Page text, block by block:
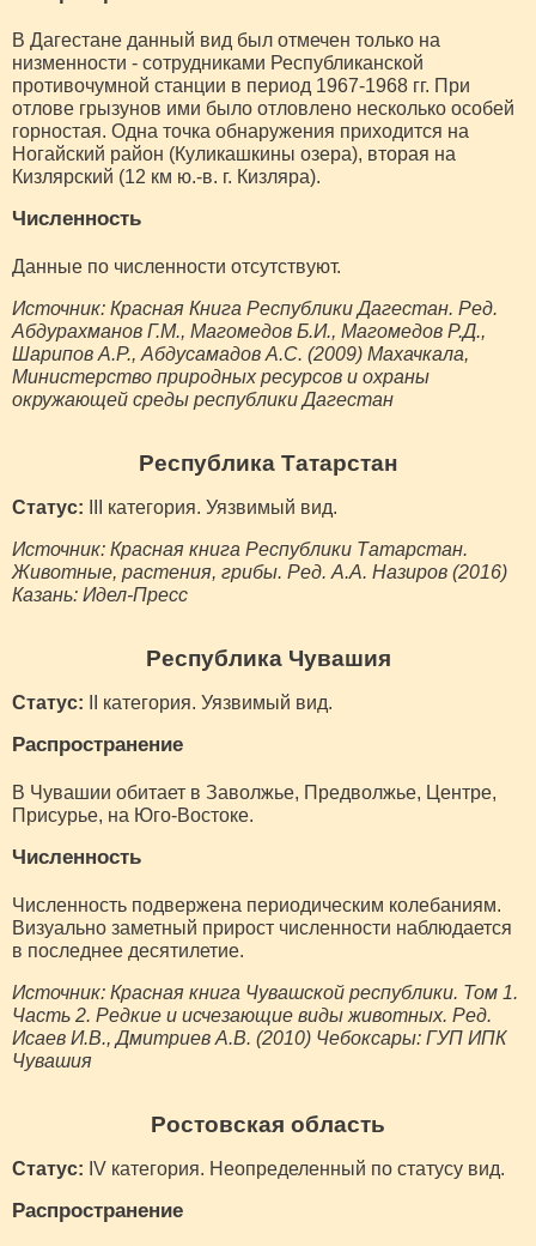
В Дагестане данный вид был отмечен только на
низменности - сотрудниками Республиканской
противочумной станции в период 1967-1968 гг. При
отлове грызунов ими было отловлено несколько особей
горностая. Одна точка обнаружения приходится на
Ногайский район (Куликашкины озера), вторая на
Кизлярский (12 км ю.-в. г. Кизляра).
Численность
Данные по численности отсутствуют.
Источник: Красная Книга Республики Дагестан. Ред.
Абдурахманов Г.М., Магомедов Б.И., Магомедов Р.Д.,
Шарипов А.Р., Абдусамадов А.С. (2009) Махачкала,
Министерство природных ресурсов и охраны
окружающей среды республики Дагестан
Республика Татарстан
Статус: III категория. Уязвимый вид.
Источник: Красная книга Республики Татарстан.
Животные, растения, грибы. Ред. А.А. Назиров (2016)
Казань: Идел-Пресс
Республика Чувашия
Статус: II категория. Уязвимый вид.
Распространение
В Чувашии обитает в Заволжье, Предволжье, Центре,
Присурье, на Юго-Востоке.
Численность
Численность подвержена периодическим колебаниям.
Визуально заметный прирост численности наблюдается
в последнее десятилетие.
Источник: Красная книга Чувашской республики. Том 1.
Часть 2. Редкие и исчезающие виды животных. Ред.
Исаев И.В., Дмитриев А.В. (2010) Чебоксары: ГУП ИПК
Чувашия
Ростовская область
Статус: IV категория. Неопределенный по статусу вид.
Распространение